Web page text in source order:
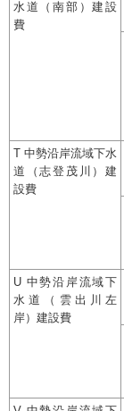
水道（南部）建設
費
T 中勢沿岸流域下水
道（志登茂川）建
設費
U 中勢沿岸流域下
水道（雲出川左
岸）建設費